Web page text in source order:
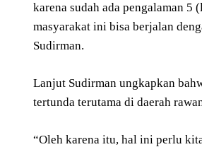
karena sudah ada pengalaman
masyarakat ini bisa berjalan
Sudirman.
Lanjut Sudirman ungkapkan
tertunda terutama di daerah
“Oleh karena itu, hal ini perlu